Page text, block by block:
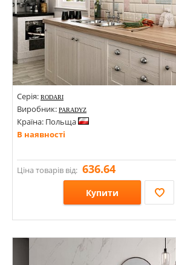
Серія: RODARI
Виробник: PARADYZ
Країна: Польща
В наявності
Ціна товарів від: 636.64
Купити
Розміри: 98х198; 98х98;
Стилі: Геометрія, орнамент;